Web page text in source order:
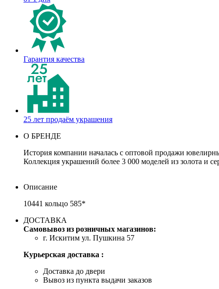
Гарантия качества
25 лет продаём украшения
О БРЕНДЕ
История компании началась с оптовой продажи
Коллекция украшений более 3 000 моделей из золота и
Описание
10441 кольцо 585*
ДОСТАВКА
Самовывоз из розничных магазинов:
г. Искитим ул. Пушкина 57
Курьерская доставка :
Доставка до двери
Вывоз из пункта выдачи заказов